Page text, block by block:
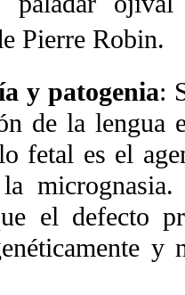
Pierre Robin.
y patogenia:
de la lengua
fetal es el
el defecto
y